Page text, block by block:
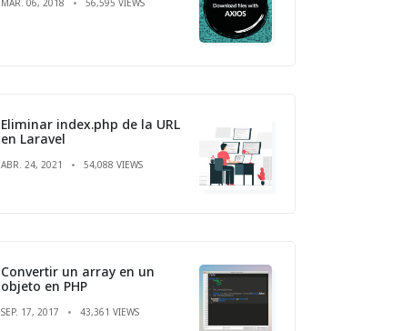
Eliminar index.php de la URL
en Laravel
ABR. 24, 2021 54,088 VIEWS
Convertir un array en un
objeto en PHP
SEP. 17, 2017 43,361 VIEWS